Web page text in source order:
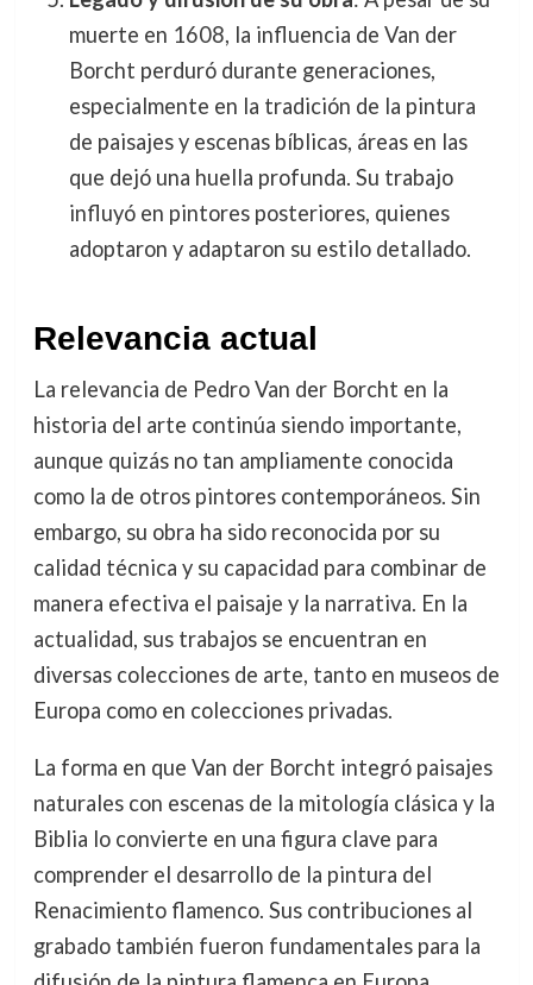
muerte en 1608, la influencia de Van der
Borcht perduró durante generaciones,
especialmente en la tradición de la pintura
de paisajes y escenas bíblicas, áreas en las
que dejó una huella profunda. Su trabajo
influyó en pintores posteriores, quienes
adoptaron y adaptaron su estilo detallado.
Relevancia actual
La relevancia de Pedro Van der Borcht en la
historia del arte continúa siendo importante,
aunque quizás no tan ampliamente conocida
como la de otros pintores contemporáneos. Sin
embargo, su obra ha sido reconocida por su
calidad técnica y su capacidad para combinar de
manera efectiva el paisaje y la narrativa. En la
actualidad, sus trabajos se encuentran en
diversas colecciones de arte, tanto en museos de
Europa como en colecciones privadas.
La forma en que Van der Borcht integró paisajes
naturales con escenas de la mitología clásica y la
Biblia lo convierte en una figura clave para
comprender el desarrollo de la pintura del
Renacimiento flamenco. Sus contribuciones al
grabado también fueron fundamentales para la